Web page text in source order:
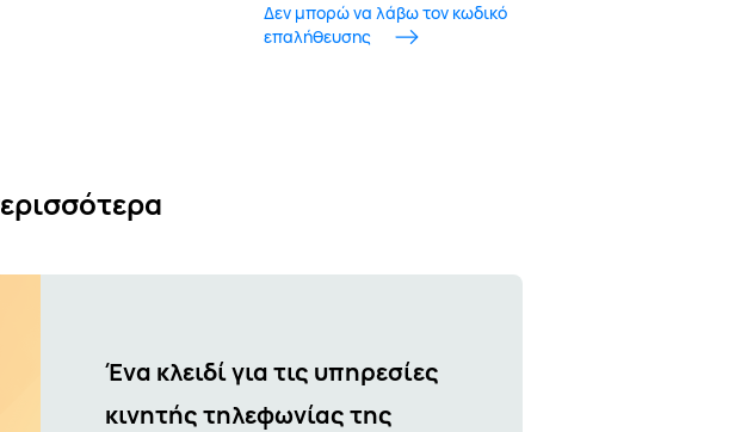
Δεν μπορώ να λάβω τον κωδικό
επαλήθευσης
Ένα κλειδί για τις υπηρεσίες
κινητής τηλεφωνίας της